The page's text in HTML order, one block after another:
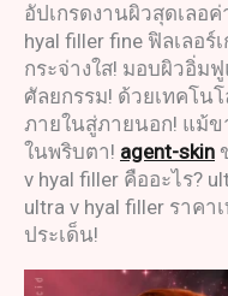
อัปเกรดงานผิวสุดเลอ
hyal filler fine ฟิลเลอ
กระจ่างใส! มอบผิวอิ่ม
ศัลยกรรม! ด้วยเทคโน
ภายในสู่ภายนอก! แม้
ในพริบตา! agent-skin
v hyal filler คืออะไร?
ultra v hyal filler ราค
ประเด็น!